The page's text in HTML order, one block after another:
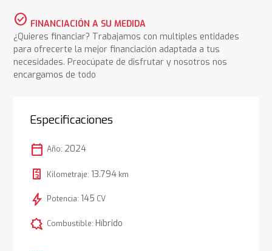
check_circle FINANCIACIÓN A SU MEDIDA
¿Quieres financiar? Trabajamos con multiples entidades
para ofrecerte la mejor financiación adaptada a tus
necesidades. Preocúpate de disfrutar y nosotros nos
encargamos de todo
Especificaciones
calendar_today Año: 2024
Kilometraje: 13.794km
bolt Potencia: 145 CV
comic_bubble Combustible: Híbrido